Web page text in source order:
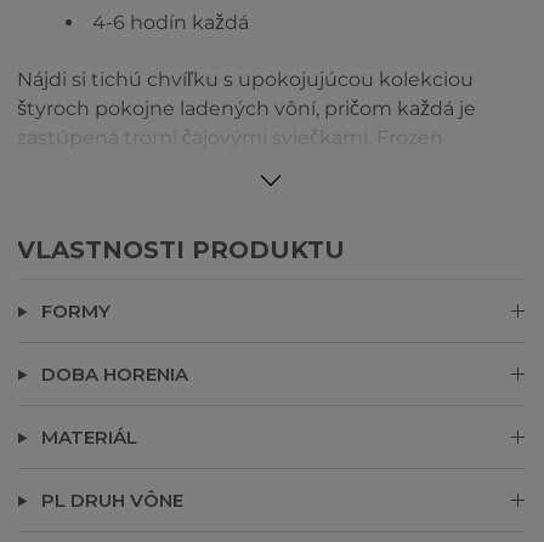
4-6 hodín každá
Nájdi si tichú chvíľku s upokojujúcou kolekciou
štyroch pokojne ladených vôní, pričom každá je
zastúpená tromi čajovými sviečkami. Frozen
Perfektné na spomalenie a načerpanie síl počas
VLASTNOSTI PRODUKTU
FORMY
DOBA HORENIA
MATERIÁL
PL DRUH VÔNE